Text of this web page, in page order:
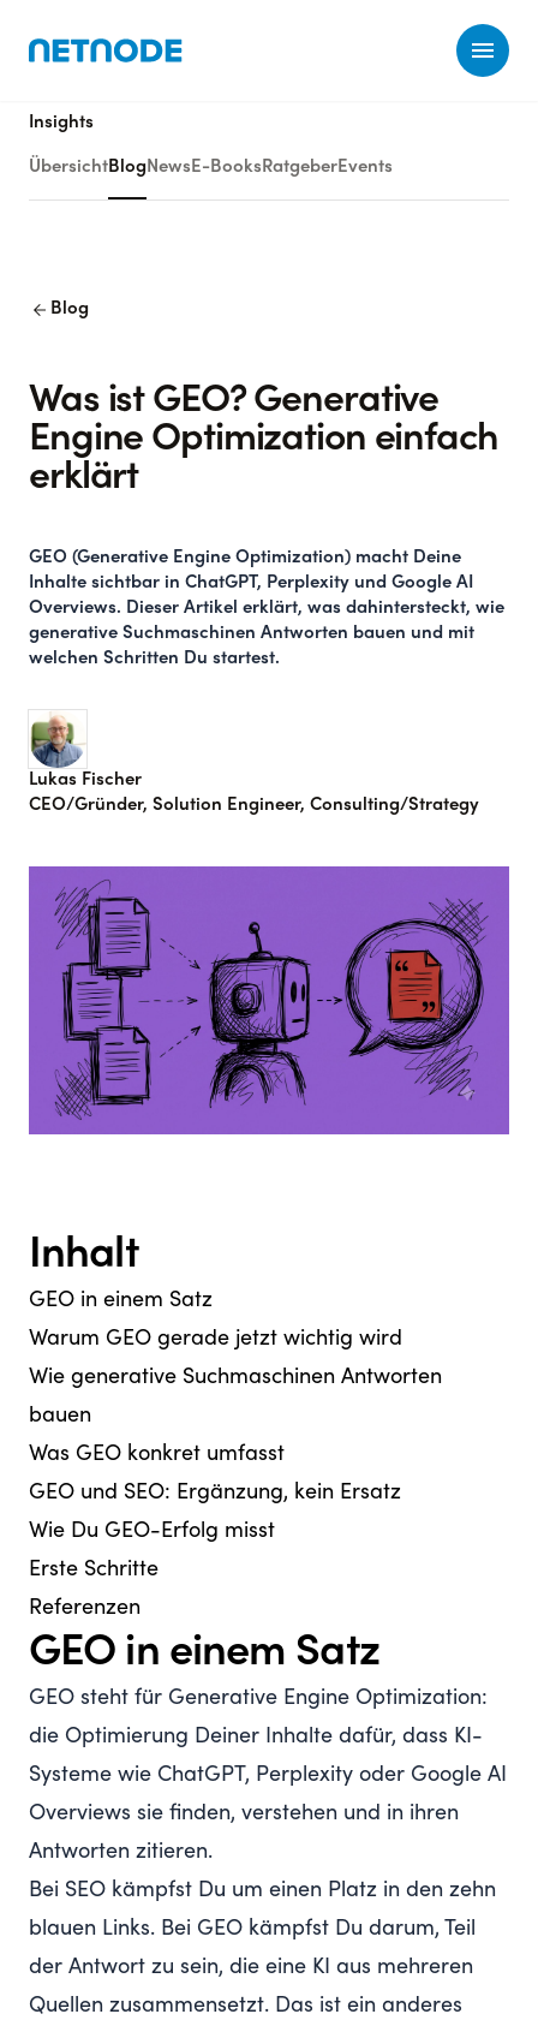
Insights
Übersicht Blog News E-Books Ratgeber Events
arrow_back Blog
Was ist GEO? Generative
Engine Optimization einfach
erklärt
GEO (Generative Engine Optimization) macht Deine
Inhalte sichtbar in ChatGPT, Perplexity und Google AI
Overviews. Dieser Artikel erklärt, was dahintersteckt, wie
generative Suchmaschinen Antworten bauen und mit
welchen Schritten Du startest.
Lukas Fischer
CEO/Gründer, Solution Engineer, Consulting/Strategy
Inhalt
GEO in einem Satz
Warum GEO gerade jetzt wichtig wird
Wie generative Suchmaschinen Antworten
bauen
Was GEO konkret umfasst
GEO und SEO: Ergänzung, kein Ersatz
Wie Du GEO-Erfolg misst
Erste Schritte
Referenzen
GEO in einem Satz
GEO steht für Generative Engine Optimization:
die Optimierung Deiner Inhalte dafür, dass KI-
Systeme wie ChatGPT, Perplexity oder Google AI
Overviews sie finden, verstehen und in ihren
Antworten zitieren.
Bei SEO kämpfst Du um einen Platz in den zehn
blauen Links. Bei GEO kämpfst Du darum, Teil
der Antwort zu sein, die eine KI aus mehreren
Quellen zusammensetzt. Das ist ein anderes